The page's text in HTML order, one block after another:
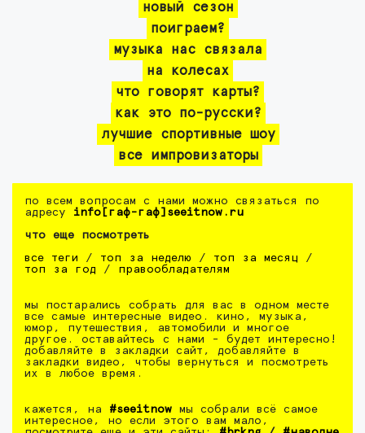
новый сезон
поиграем?
музыка нас связала
на колесах
что говорят карты?
как это по-русски?
лучшие спортивные шоу
все импровизаторы
по всем вопросам с нами можно связаться по
адресу info[гаф-гаф]seeitnow.ru
что еще посмотреть
все теги / топ за неделю / топ за месяц /
топ за год / правообладателям
мы постарались собрать для вас в одном месте
все самые интересные видео. кино, музыка,
юмор, путешествия, автомобили и многое
другое. оставайтесь с нами - будет интересно!
добавляйте в закладки сайт, добавляйте в
закладки видео, чтобы вернуться и посмотреть
их в любое время.
кажется, на #seeitnow мы собрали всё самое
интересное, но если этого вам мало,